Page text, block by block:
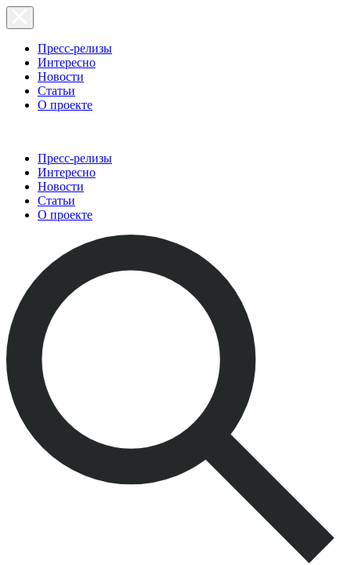
Пресс-релизы
Интересно
Новости
Статьи
О проекте
Пресс-релизы
Интересно
Новости
Статьи
О проекте